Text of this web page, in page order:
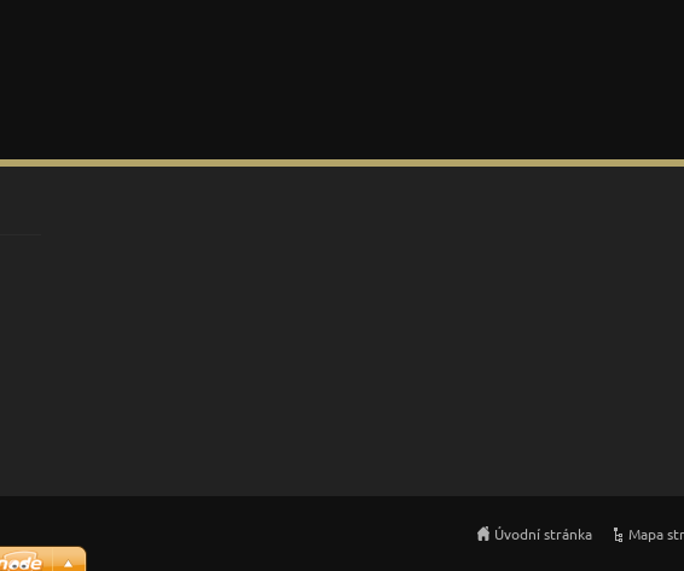
Úvodní stránka Mapa